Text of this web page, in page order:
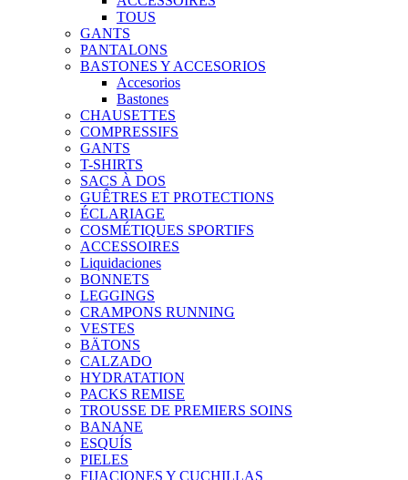
TOUS
GANTS
PANTALONS
BASTONES Y ACCESORIOS
Accesorios
Bastones
CHAUSETTES
COMPRESSIFS
GANTS
T-SHIRTS
SACS À DOS
GUÊTRES ET PROTECTIONS
ÉCLARIAGE
COSMÉTIQUES SPORTIFS
ACCESSOIRES
Liquidaciones
BONNETS
LEGGINGS
CRAMPONS RUNNING
VESTES
BÄTONS
CALZADO
HYDRATATION
PACKS REMISE
TROUSSE DE PREMIERS SOINS
BANANE
ESQUÍS
PIELES
FIJACIONES Y CUCHILLAS